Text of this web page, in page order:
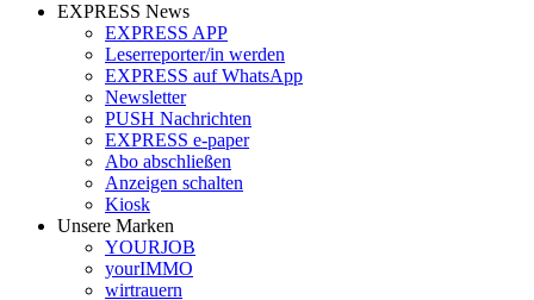
EXPRESS News
EXPRESS APP
Leserreporter/in werden
EXPRESS auf WhatsApp
Newsletter
PUSH Nachrichten
EXPRESS e-paper
Abo abschließen
Anzeigen schalten
Kiosk
Unsere Marken
YOURJOB
yourIMMO
wirtrauern